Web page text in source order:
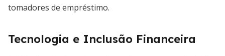
tomadores de empréstimo.
Tecnologia e Inclusão Financeira